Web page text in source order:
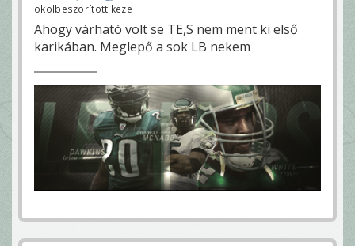
ökölbeszorított keze
Ahogy várható volt se TE,S nem ment ki első
karikában. Meglepő a sok LB nekem